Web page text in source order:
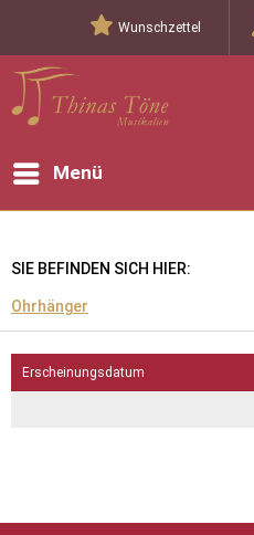
Wunschzettel
Menü
SIE BEFINDEN SICH HIER:
Ohrhänger